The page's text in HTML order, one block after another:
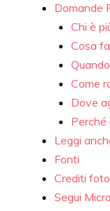
Domande
Chi è
Cosa
Come
Dove
Perché
Leggi
Fonti
Crediti
Segui